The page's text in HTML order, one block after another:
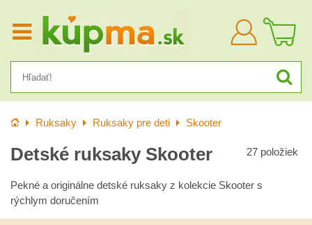
Prihlásiť
sa
Úvod Ruksaky Ruksaky pre deti Skooter
Detské ruksaky Skooter 27 položiek
Pekné a originálne detské ruksaky z kolekcie Skooter s
rýchlym doručením